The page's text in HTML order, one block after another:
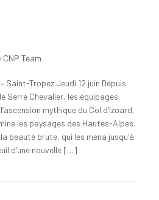
CNP Team
Saint-Tropez Jeudi 12 juin Depuis
Serre Chevalier, les équipages
mythique du Col d’Izoard,
les paysages des Hautes-Alpes.
beauté brute, qui les mena jusqu’à
d’une nouvelle […]